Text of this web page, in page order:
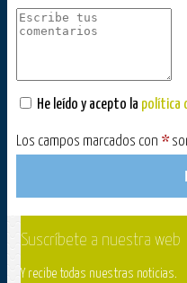
He leído y acepto la política
Los campos marcados con *
Suscríbete a nuestra web
Y recibe todas nuestras noticias.